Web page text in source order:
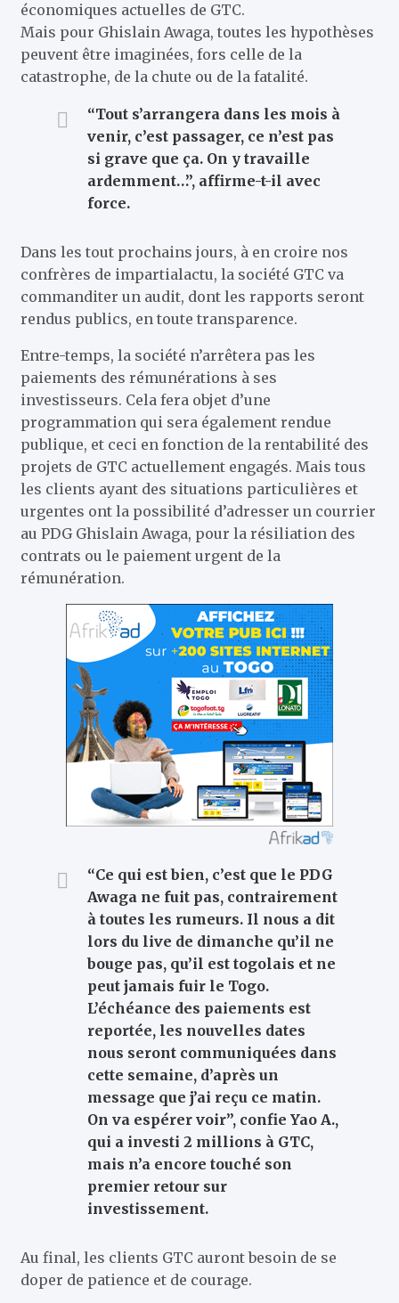
économiques actuelles de GTC.
Mais pour Ghislain Awaga, toutes les hypothèses
peuvent être imaginées, fors celle de la
catastrophe, de la chute ou de la fatalité.
“Tout s’arrangera dans les mois à
venir, c’est passager, ce n’est pas
si grave que ça. On y travaille
ardemment…”, affirme-t-il avec
force.
Dans les tout prochains jours, à en croire nos
confrères de impartialactu, la société GTC va
commanditer un audit, dont les rapports seront
rendus publics, en toute transparence.
Entre-temps, la société n’arrêtera pas les
paiements des rémunérations à ses
investisseurs. Cela fera objet d’une
programmation qui sera également rendue
publique, et ceci en fonction de la rentabilité des
projets de GTC actuellement engagés. Mais tous
les clients ayant des situations particulières et
urgentes ont la possibilité d’adresser un courrier
au PDG Ghislain Awaga, pour la résiliation des
contrats ou le paiement urgent de la
rémunération.
“Ce qui est bien, c’est que le PDG
Awaga ne fuit pas, contrairement
à toutes les rumeurs. Il nous a dit
lors du live de dimanche qu’il ne
bouge pas, qu’il est togolais et ne
peut jamais fuir le Togo.
L’échéance des paiements est
reportée, les nouvelles dates
nous seront communiquées dans
cette semaine, d’après un
message que j’ai reçu ce matin.
On va espérer voir”, confie Yao A.,
qui a investi 2 millions à GTC,
mais n’a encore touché son
premier retour sur
investissement.
Au final, les clients GTC auront besoin de se
doper de patience et de courage.